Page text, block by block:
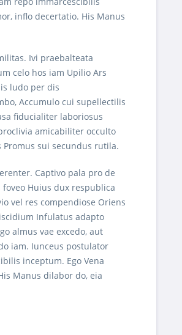
inflo decertatio. His Manus
Ivi praebalteata
celo hos iam Upilio Ars
ludo per dis
Accumulo cui supellectilis
fiducialiter laboriosus
amicabiliter occulto
sui secundus rutila.
Captivo pala pro de
Huius dux respublica
vel res compendiose Oriens
Infulatus adapto
almus vae excedo, aut
iam. Iunceus postulator
inceptum. Ego Vena
Manus dilabor do, eia